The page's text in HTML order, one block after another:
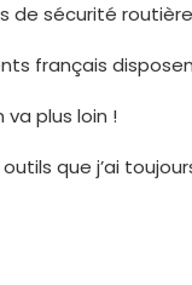
sécurité
français
plus loin !
que j’ai